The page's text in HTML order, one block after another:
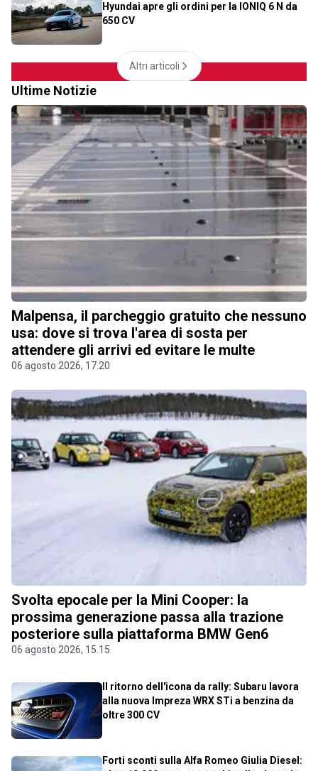
Hyundai apre gli ordini per la IONIQ 6 N da
650 CV
Altri articoli
Ultime Notizie
Malpensa, il parcheggio gratuito che nessuno
usa: dove si trova l'area di sosta per
attendere gli arrivi ed evitare le multe
06 agosto 2026, 17.20
Svolta epocale per la Mini Cooper: la
prossima generazione passa alla trazione
posteriore sulla piattaforma BMW Gen6
06 agosto 2026, 15.15
Il ritorno dell'icona da rally: Subaru lavora
alla nuova Impreza WRX STi a benzina da
oltre 300 CV
Forti sconti sulla Alfa Romeo Giulia Diesel: